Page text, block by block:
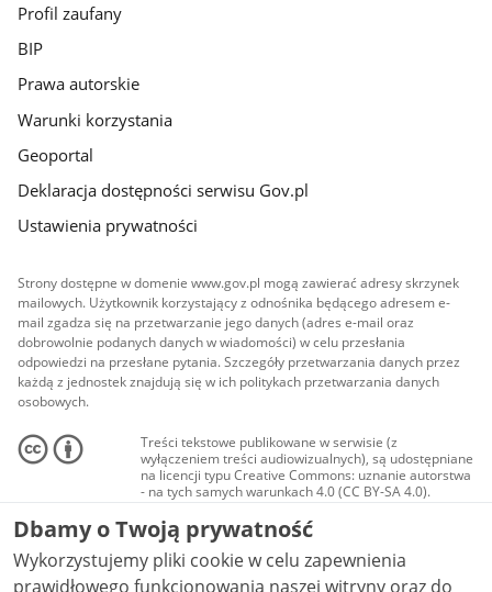
Profil zaufany
BIP
Prawa autorskie
Warunki korzystania
Geoportal
Deklaracja dostępności serwisu Gov.pl
Ustawienia prywatności
Strony dostępne w domenie www.gov.pl mogą zawierać adresy skrzynek
mailowych. Użytkownik korzystający z odnośnika będącego adresem e-
mail zgadza się na przetwarzanie jego danych (adres e-mail oraz
dobrowolnie podanych danych w wiadomości) w celu przesłania
odpowiedzi na przesłane pytania. Szczegóły przetwarzania danych przez
każdą z jednostek znajdują się w ich politykach przetwarzania danych
osobowych.
Treści tekstowe publikowane w serwisie (z
wyłączeniem treści audiowizualnych), są udostępniane
na licencji typu Creative Commons: uznanie autorstwa
- na tych samych warunkach 4.0 (CC BY-SA 4.0).
Materiały audiowizualne, w tym zdjęcia, materiały
audio i wideo, są udostępniane na licencji typu
Creative Commons: uznanie autorstwa użycie
niekomercyjne - bez utworów zależnych 4.0 (CC BY-
NC-ND 4.0), o ile nie jest to stwierdzone inaczej.
Dbamy o Twoją prywatność
Wykorzystujemy pliki cookie w celu zapewnienia
prawidłowego funkcjonowania naszej witryny oraz do